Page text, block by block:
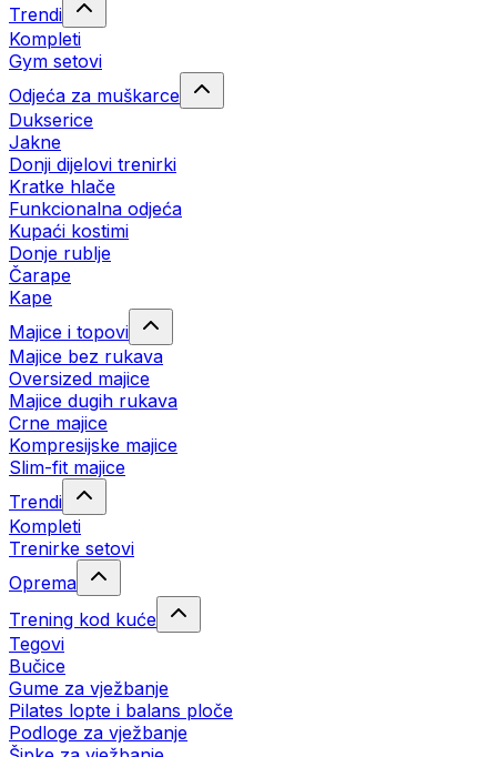
Trendi
Kompleti
Gym setovi
Odjeća za muškarce
Dukserice
Jakne
Donji dijelovi trenirki
Kratke hlače
Funkcionalna odjeća
Kupaći kostimi
Donje rublje
Čarape
Kape
Majice i topovi
Majice bez rukava
Oversized majice
Majice dugih rukava
Crne majice
Kompresijske majice
Slim-fit majice
Trendi
Kompleti
Trenirke setovi
Oprema
Trening kod kuće
Tegovi
Bučice
Gume za vježbanje
Pilates lopte i balans ploče
Podloge za vježbanje